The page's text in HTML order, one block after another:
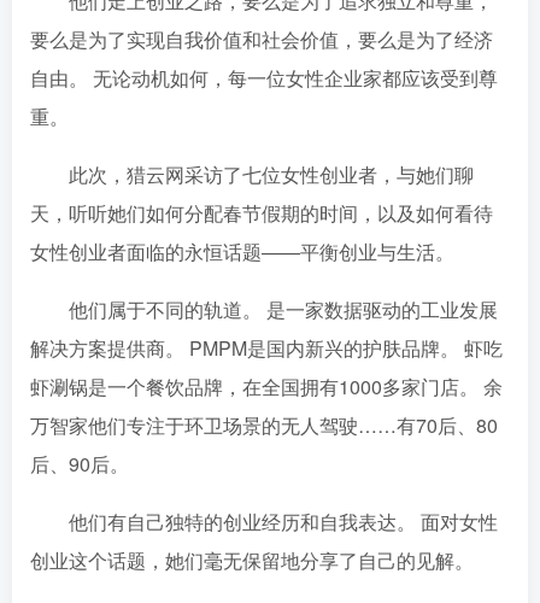
要么是为了实现自我价值和社会价值，要么是为了经济
自由。 无论动机如何，每一位女性企业家都应该受到尊
重。
此次，猎云网采访了七位女性创业者，与她们聊
天，听听她们如何分配春节假期的时间，以及如何看待
女性创业者面临的永恒话题——平衡创业与生活。
他们属于不同的轨道。 是一家数据驱动的工业发展
解决方案提供商。 PMPM是国内新兴的护肤品牌。 虾吃
虾涮锅是一个餐饮品牌，在全国拥有1000多家门店。 余
万智家他们专注于环卫场景的无人驾驶……有70后、80
后、90后。
他们有自己独特的创业经历和自我表达。 面对女性
创业这个话题，她们毫无保留地分享了自己的见解。